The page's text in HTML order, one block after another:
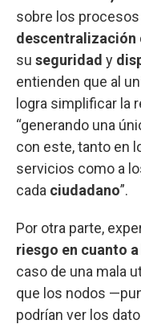
sobre los procesos
descentralización
su seguridad y
entienden que al
logra simplificar la
“generando una
con este, tanto en
servicios como a
cada ciudadano”.
Por otra parte,
riesgo en cuanto
caso de una mala
que los nodos
podrían ver los